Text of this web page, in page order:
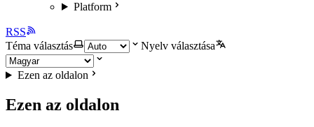
Platform
RSS
Téma választás
Nyelv választása
Ezen az oldalon
Ezen az oldalon